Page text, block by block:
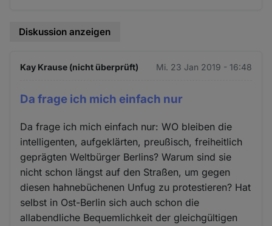
Diskussion anzeigen
Kay Krause (nicht überprüft) Mi. 23 Jan 2019 - 16:48
Da frage ich mich einfach nur
Da frage ich mich einfach nur: WO bleiben die
intelligenten, aufgeklärten, preußisch, freiheitlich
geprägten Weltbürger Berlins? Warum sind sie
nicht schon längst auf den Straßen, um gegen
diesen hahnebüchenen Unfug zu protestieren? Hat
selbst in Ost-Berlin sich auch schon die
allabendliche Bequemlichkeit der gleichgültigen